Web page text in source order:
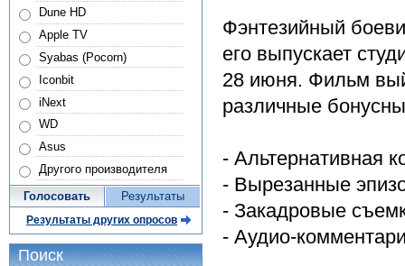
Фэнтезийный
его выпускает
28 июня. Фильм
различные
- Альтернативная
- Вырезанные
- Закадровые
- Аудио-
Dune HD
Apple TV
Syabas (Pocorn)
Iconbit
iNext
WD
Asus
Другого производителя
Голосовать Результаты
Результаты других опросов
Поиск